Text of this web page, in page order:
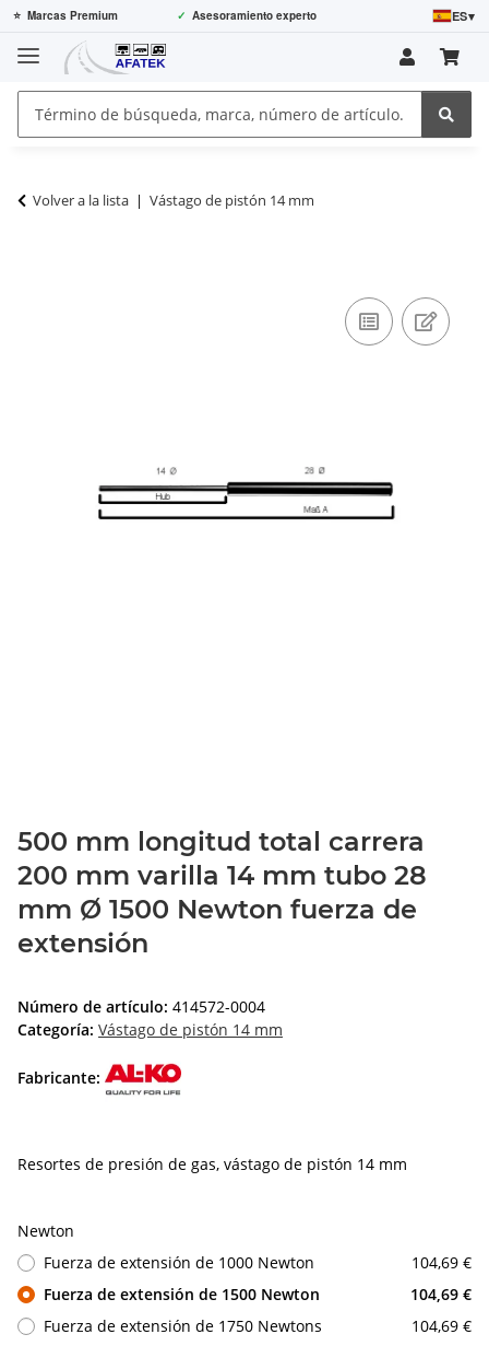
⭐ Marcas Premium ✓ Asesoramiento experto ES▾
Volver a la lista Vástago de pistón 14 mm
500 mm longitud total carrera
200 mm varilla 14 mm tubo 28
mm Ø 1500 Newton fuerza de
extensión
Número de artículo: 414572-0004
Categoría: Vástago de pistón 14 mm
Fabricante:
Resortes de presión de gas, vástago de pistón 14 mm
Newton
Fuerza de extensión de 1000 Newton
104,69 €
Fuerza de extensión de 1500 Newton
104,69 €
Fuerza de extensión de 1750 Newtons
104,69 €